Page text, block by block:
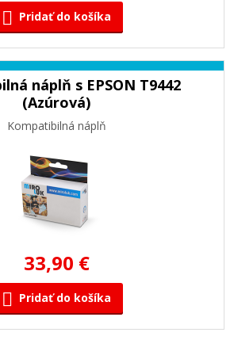
Pridať do košíka
náplň s EPSON T9442
(Azúrová)
Kompatibilná náplň
33,90 €
Pridať do košíka